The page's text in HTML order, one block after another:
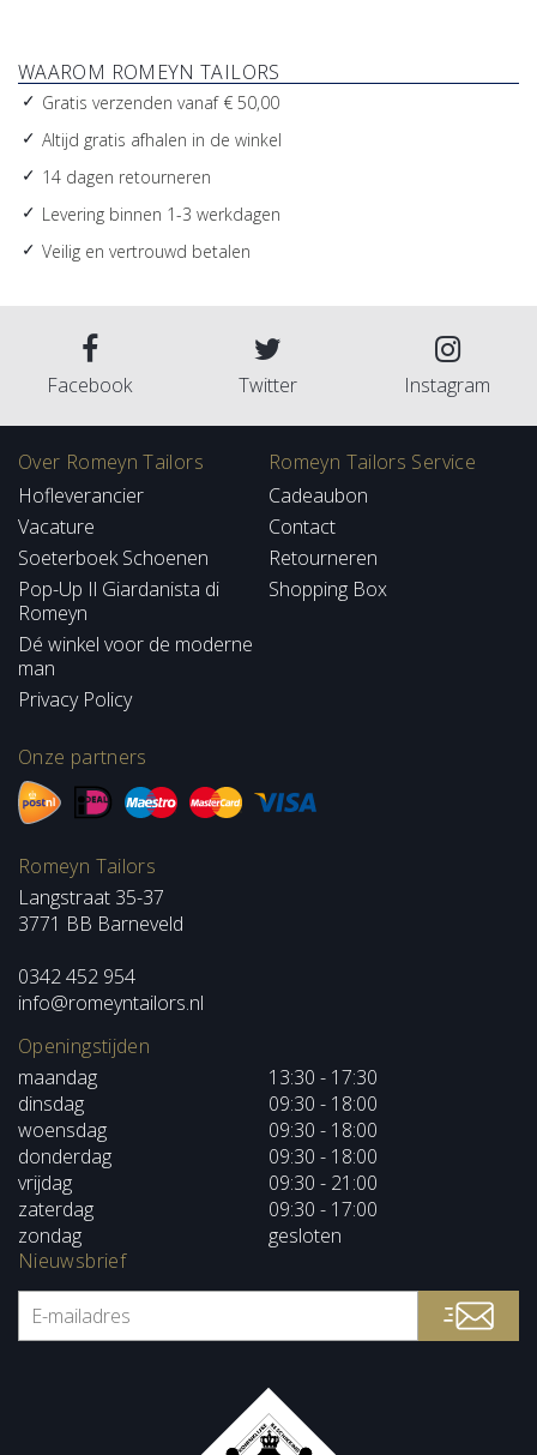
WAAROM ROMEYN TAILORS
Gratis verzenden vanaf € 50,00
Altijd gratis afhalen in de winkel
14 dagen retourneren
Levering binnen 1-3 werkdagen
Veilig en vertrouwd betalen
Facebook Twitter Instagram
Over Romeyn Tailors
Hofleverancier
Vacature
Soeterboek Schoenen
Pop-Up Il Giardanista di
Romeyn
Dé winkel voor de moderne
man
Privacy Policy
Romeyn Tailors Service
Cadeaubon
Contact
Retourneren
Shopping Box
Onze partners
Romeyn Tailors
Langstraat 35-37
3771 BB Barneveld
0342 452 954
info@romeyntailors.nl
Openingstijden
maandag
13:30 - 17:30
dinsdag
09:30 - 18:00
woensdag
09:30 - 18:00
donderdag
09:30 - 18:00
vrijdag
09:30 - 21:00
zaterdag
09:30 - 17:00
zondag
gesloten
Nieuwsbrief